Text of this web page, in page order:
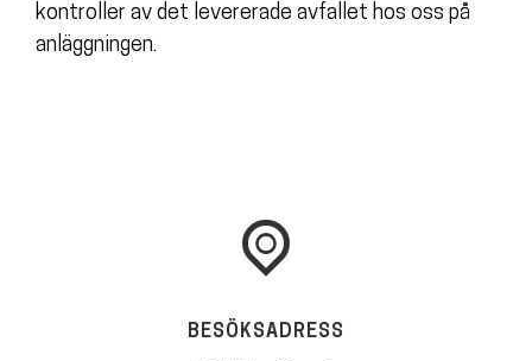
kontroller av det levererade avfallet hos oss på
anläggningen.
BESÖKSADRESS